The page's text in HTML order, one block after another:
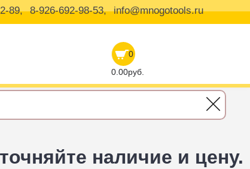
89, 8-926-692-98-53, info@mnogotools.ru
0
0.00руб.
наличие и цену.